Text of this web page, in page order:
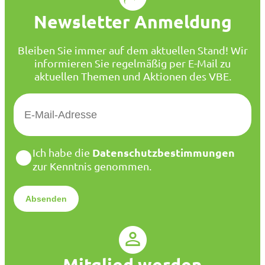
Newsletter Anmeldung
Bleiben Sie immer auf dem aktuellen Stand! Wir
informieren Sie regelmäßig per E-Mail zu
aktuellen Themen und Aktionen des VBE.
E
M
*
D
a
e
n
Ich habe die Datenschutzbestimmungen
zur Kenntnis genommen.